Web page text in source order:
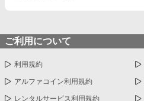
ご利用について
利用規約
アルファコイン利用規約
レンタルサービス利用規約